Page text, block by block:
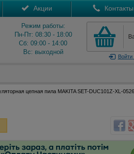
Акции Контакты
Режим работы:
Пн-Пт: 08:30 - 18:00
Сб: 09:00 - 14:00
Вс: выходной
Войти
цепная пила MAKITA SET-DUC101Z-XL-0526